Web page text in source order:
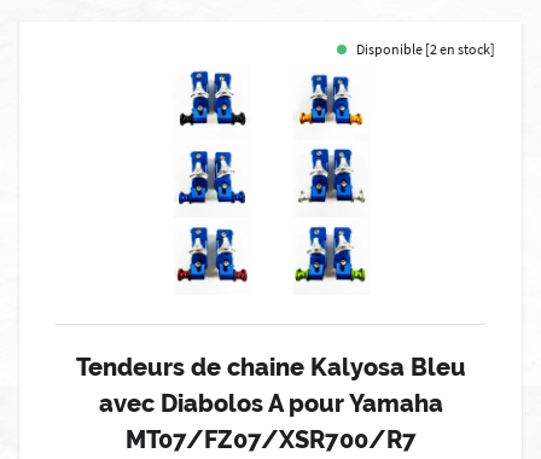
Disponible [2 en stock]
Tendeurs de chaine Kalyosa Bleu
avec Diabolos A pour Yamaha
MT07/FZ07/XSR700/R7